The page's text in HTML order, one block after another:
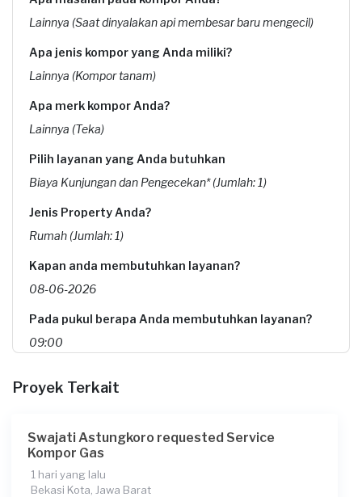
Lainnya (Saat dinyalakan api membesar baru mengecil)
Apa jenis kompor yang Anda miliki?
Lainnya (Kompor tanam)
Apa merk kompor Anda?
Lainnya (Teka)
Pilih layanan yang Anda butuhkan
Biaya Kunjungan dan Pengecekan* (Jumlah: 1)
Jenis Property Anda?
Rumah (Jumlah: 1)
Kapan anda membutuhkan layanan?
08-06-2026
Pada pukul berapa Anda membutuhkan layanan?
09:00
Rp65.000 + Rp11.000 (biaya layanan) + Rp3.850 (biaya
Proyek Terkait
Swajati Astungkoro requested Service
Kompor Gas
1 hari yang lalu
Bekasi Kota, Jawa Barat